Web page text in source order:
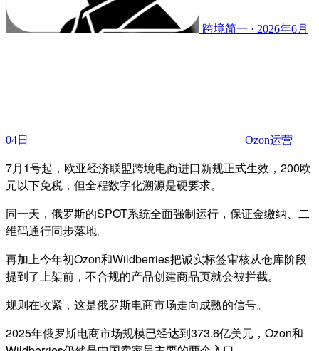
跨境简一 · 2026年6月
04日 Ozon运营
7月1号起，欧亚经济联盟跨境电商进口新规正式生效，200欧
元以下免税，但全程数字化溯源是硬要求。
同一天，俄罗斯的SPOT系统全面强制运行，保证金缴纳、二
维码通行同步落地。
再加上今年初Ozon和Wildberries把诚实标签审核从仓库阶段
提到了上架前，不合规的产品创建商品页就会被拦截。
规则在收紧，这是俄罗斯电商市场走向成熟的信号。
2025年俄罗斯电商市场规模已经达到373.6亿美元，Ozon和